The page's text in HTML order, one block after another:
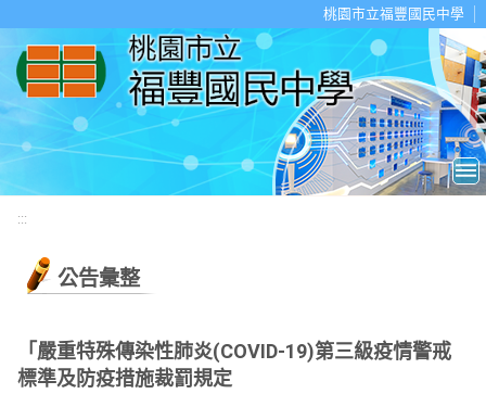
桃園市立福豐國民中學
:::
公告彙整
「嚴重特殊傳染性肺炎(COVID-19)第三級疫情警戒
標準及防疫措施裁罰規定